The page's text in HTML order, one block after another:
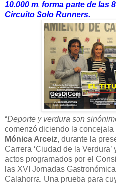
10.000 m, forma parte de las
Circuito Solo Runners.
“Deporte y verdura son
comenzó diciendo la concejala
Mónica Arceiz, durante la
Carrera ‘Ciudad de la
actos programados por el
las XVI Jornadas
Calahorra. Una prueba para